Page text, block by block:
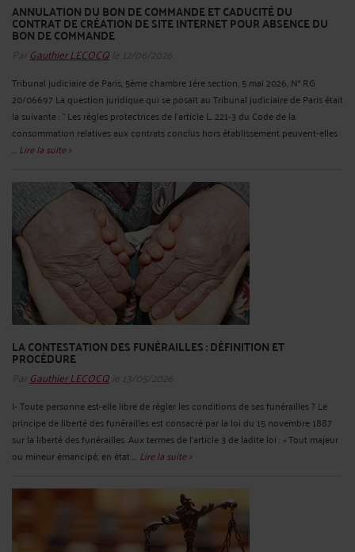
ANNULATION DU BON DE COMMANDE ET CADUCITÉ DU
CONTRAT DE CRÉATION DE SITE INTERNET POUR ABSENCE DU
BON DE COMMANDE
Par Gauthier LECOCQ le 12/06/2026
Tribunal judiciaire de Paris, 5ème chambre 1ère section, 5 mai 2026, N° RG
20/06697 La question juridique qui se posait au Tribunal judiciaire de Paris était
la suivante : " Les règles protectrices de l’article L. 221-3 du Code de la
consommation relatives aux contrats conclus hors établissement peuvent-elles
... Lire la suite >
LA CONTESTATION DES FUNÉRAILLES : DÉFINITION ET
PROCÉDURE
Par Gauthier LECOCQ le 13/05/2026
I- Toute personne est-elle libre de régler les conditions de ses funérailles ? Le
principe de liberté des funérailles est consacré par la loi du 15 novembre 1887
sur la liberté des funérailles. Aux termes de l’article 3 de ladite loi : « Tout majeur
ou mineur émancipé, en état ... Lire la suite >